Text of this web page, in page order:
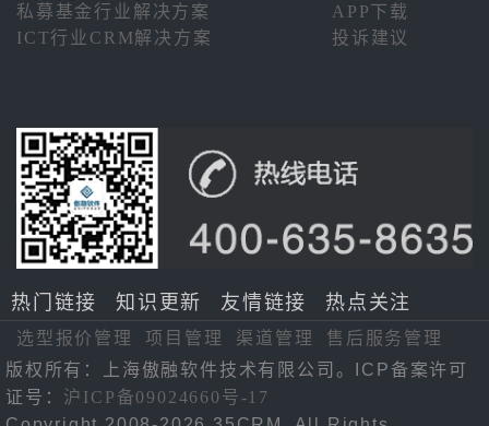
私募基金行业解决方案
APP下载
ICT行业CRM解决方案
投诉建议
热门链接 知识更新 友情链接 热点关注
选型报价管理 项目管理 渠道管理
售后服务管理
版权所有：上海傲融软件技术有限公司。ICP备案许可
证号： 沪ICP备09024660号-17